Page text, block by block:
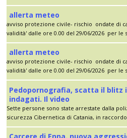
allerta meteo
avviso protezione civile- rischio ondate di
validità' dalle ore 0.00 del 29/06/2026 per le
allerta meteo
avviso protezione civile- rischio ondate di
validità' dalle ore 0.00 del 29/06/2026 per le
Pedopornografia, scatta il blitz
indagati. Il video
Sette persone sono state arrestate dalla
sicurezza Cibernetica di Catania, in raccordo